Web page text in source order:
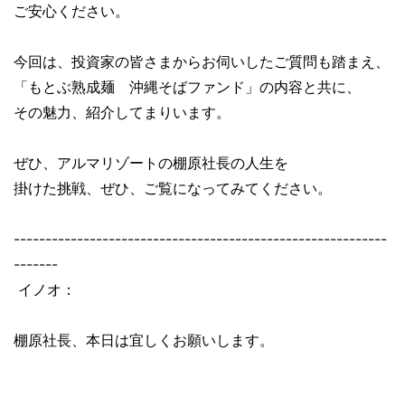
ご安心ください。
今回は、投資家の皆さまからお伺いしたご質問も踏まえ、
「もとぶ熟成麺 沖縄そばファンド」の内容と共に、
その魅力、紹介してまりいます。
ぜひ、アルマリゾートの棚原社長の人生を
掛けた挑戦、ぜひ、ご覧になってみてください。
-----------------------------------------------------------
-------
イノオ：
棚原社長、本日は宜しくお願いします。